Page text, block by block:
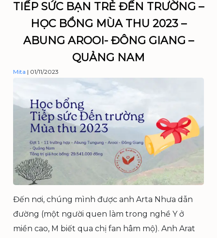
TIẾP SỨC BẠN TRẺ ĐẾN TRƯỜNG –
HỌC BỔNG MÙA THU 2023 –
ABUNG AROOI- ĐÔNG GIANG –
QUẢNG NAM
Mita | 01/11/2023
Đến nơi, chúng mình được anh Arta Nhưa dẫn
đường (một người quen làm trong nghề Y ở
miền cao, M biết qua chị fan hâm mộ). Anh Arat